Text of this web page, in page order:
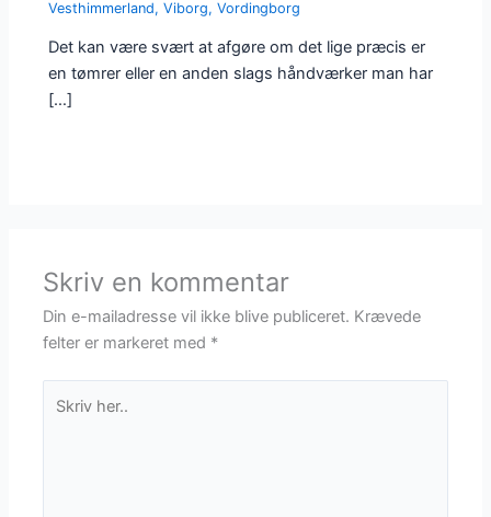
Vesthimmerland,Viborg,Vordingborg
Det kan være svært at afgøre om det lige præcis er
en tømrer eller en anden slags håndværker man har
[…]
Skriv en kommentar
Din e-mailadresse vil ikke blive publiceret. Krævede
felter er markeret med *
her..